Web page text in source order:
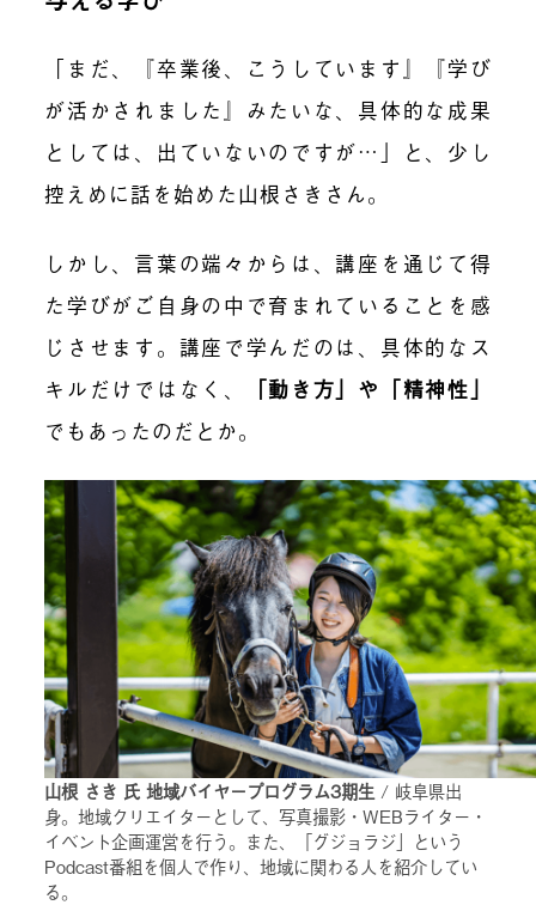
「まだ、『卒業後、こうしています』『学び
が活かされました』みたいな、具体的な成果
としては、出ていないのですが…」と、少し
控えめに話を始めた山根さきさん。
しかし、言葉の端々からは、講座を通じて得
た学びがご自身の中で育まれていることを感
じさせます。講座で学んだのは、具体的なス
キルだけではなく、
「動き方」や「精神性」
でもあったのだとか。
山根 さき 氏 地域バイヤープログラム3期生 / 岐阜県出
身。地域クリエイターとして、写真撮影・WEBライター・
イベント企画運営を行う。また、「グジョラジ」という
Podcast番組を個人で作り、地域に関わる人を紹介してい
る。